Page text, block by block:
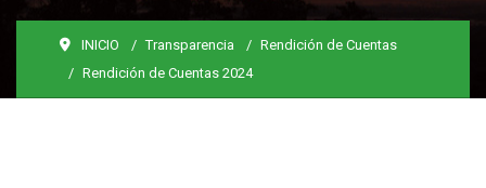
INICIO Transparencia
Rendición de Cuentas
Rendición de Cuentas 2024